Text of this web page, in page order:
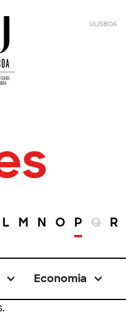
ULISBOA
L M N O P Q R
Economia